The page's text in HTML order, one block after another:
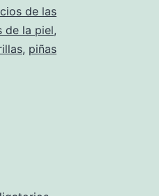
de las
de la piel,
, piñas